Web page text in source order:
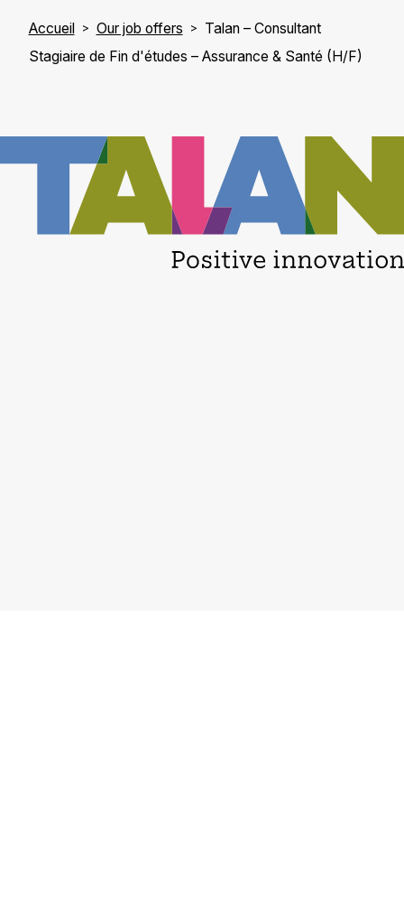
Accueil Our job offers
Talan – Consultant
Stagiaire de Fin d'études – Assurance & Santé (H/F)